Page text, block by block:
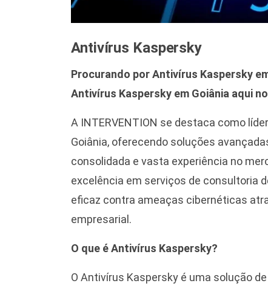
Antivírus Kaspersky
Procurando por Antivírus Kaspersky
Antivírus Kaspersky em Goiânia aqui
A INTERVENTION se destaca como
Goiânia, oferecendo soluções
consolidada e vasta experiência no
excelência em serviços de consultoria
eficaz contra ameaças cibernéticas
empresarial.
O que é Antivírus Kaspersky?
O Antivírus Kaspersky é uma solução